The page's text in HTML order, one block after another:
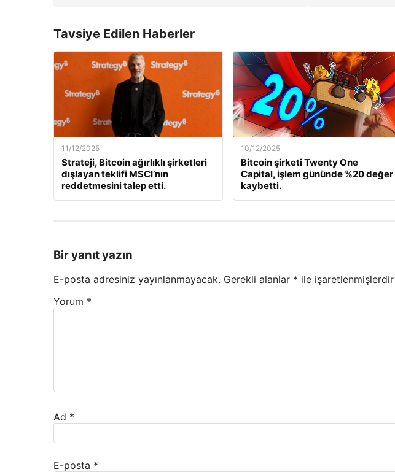
Tavsiye Edilen Haberler
11/12/2025
Strateji, Bitcoin ağırlıklı şirketleri
dışlayan teklifi MSCI’nın
reddetmesini talep etti.
10/12/2025
Bitcoin şirketi Twenty One
Capital, işlem gününde %20 değer
kaybetti.
Bir yanıt yazın
E-posta adresiniz yayınlanmayacak. Gerekli alanlar * ile işaretlenmişlerdir
Yorum *
Ad *
E-posta *